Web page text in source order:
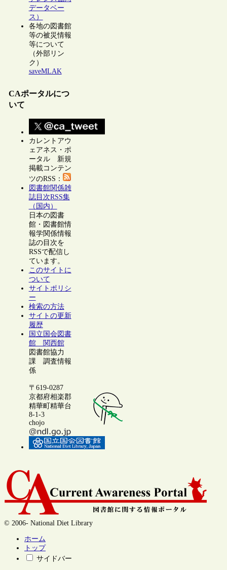
データベー
ス）
各地の図書館
等の被災情報
等について
（外部リン
ク）
saveMLAK
CAポータルにつ
いて
カレントアウ
ェアネス・ポ
ータル 新規
掲載コンテン
ツのRSS：
図書館関係雑
誌目次RSS集
（国内）
日本の図書
館・図書館情
報学関係情報
誌の目次を
RSSで配信し
ています。
このサイトに
ついて
サイトポリシ
ー
検索の方法
サイトの更新
履歴
国立国会図書
館 関西館
図書館協力
課 調査情報
係
〒619-0287
京都府相楽郡
精華町精華台
8-1-3
chojo
© 2006- National Diet Library
ホーム
トップ
サイドバー